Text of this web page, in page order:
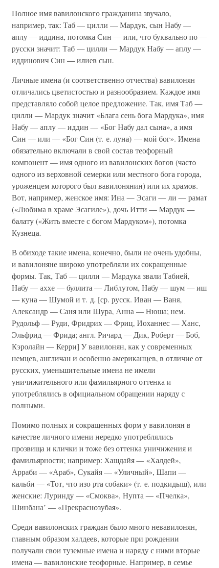
Полное имя вавилонского гражданина звучало,
например, так: Таб — цилли — Мардук, сын Набу —
аплу — иддина, потомка Син — или, что буквально по —
русски значит: Таб — цилли — Мардук Набу — аплу —
иддинович Син — илиев сын.
Личные имена (и соответственно отчества) вавилонян
отличались цветистостью и разнообразием. Каждое имя
представляло собой целое предложение. Так, имя Таб —
цилли — Мардук значит «Блага сень бога Мардука», имя
Набу — аплу — иддин — «Бог Набу дал сына», а имя
Син — или — «Бог Син (т. е. луна) — мой бог». Имена
обязательно включали в свой состав теофорный
компонент — имя одного из вавилонских богов (часто
одного из верховной семерки или местного бога города,
уроженцем которого был вавилонянин) или их храмов.
Вот, например, женское имя: Ина — Эсаги — ли — рамат
(«Любима в храме Эсагиле»), дочь Итти — Мардук —
балату («Жить вместе с богом Мардуком»), потомка
Кузнеца.
В обиходе такие имена, конечно, были не очень удобны,
и вавилоняне широко употребляли их сокращенные
формы. Так, Таб — цилли — Мардука звали Табией,
Набу — аххе — буллита — Либлутом, Набу — шум — иш
— куна — Шумой и т. д. [ср. русск. Иван — Ваня,
Александр — Саня или Шура, Анна — Нюша; нем.
Рудольф — Руди, Фридрих — Фриц, Иоханнес — Ханс,
Эльфрид — Фрида; англ. Ричард — Дик, Роберт — Боб,
Кэролайн — Керри] У вавилонян, как у современных
немцев, англичан и особенно американцев, в отличие от
русских, уменьшительные имена не имели
уничижительного или фамильярного оттенка и
употреблялись в официальном обращении наряду с
полными.
Помимо полных и сокращенных форм у вавилонян в
качестве личного имени нередко употреблялись
прозвища и клички и тоже без оттенка уничижения и
фамильярности; например: Хашдайя — «Халдей»,
Арраби — «Араб», Сукайя — «Уличный», Шапи —
кальби — «Тот, что изо рта собаки» (т. е. подкидыш), или
женские: Луринду — «Смоква», Нупта — «Пчелка»,
Шинбана’ — «Прекраснозубая».
Среди вавилонских граждан было много невавилонян,
главным образом халдеев, которые при рождении
получали свои туземные имена и наряду с ними вторые
имена — вавилонские теофорные. Например, в семье